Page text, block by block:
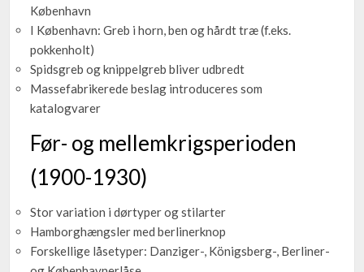
København
I København: Greb i horn, ben og hårdt træ (f.eks.
pokkenholt)
Spidsgreb og knippelgreb bliver udbredt
Massefabrikerede beslag introduceres som
katalogvarer
Før- og mellemkrigsperioden
(1900-1930)
Stor variation i dørtyper og stilarter
Hamborghængsler med berlinerknop
Forskellige låsetyper: Danziger-, Königsberg-, Berliner-